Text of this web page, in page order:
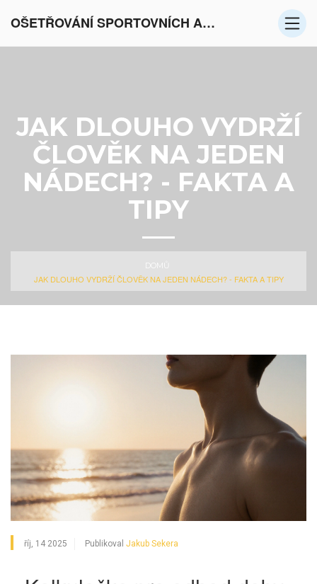
OŠETŘOVÁNÍ SPORTOVNÍCH AKTIVIT V EVROPĚ
JAK DLOUHO VYDRŽÍ
ČLOVĚK NA JEDEN
NÁDECH? - FAKTA A
TIPY
DOMŮ
JAK DLOUHO VYDRŽÍ ČLOVĚK NA JEDEN NÁDECH? - FAKTA A TIPY
říj, 14 2025 Publikoval Jakub Sekera